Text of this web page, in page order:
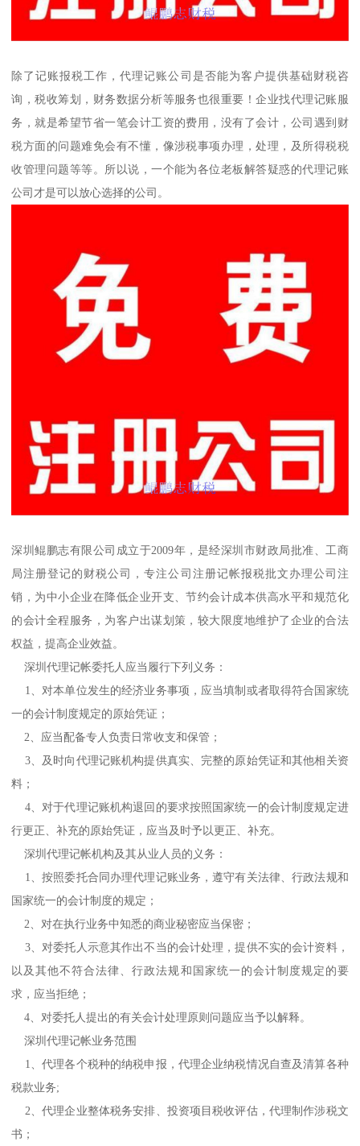
除了记账报税工作，代理记账公司是否能为客户提供基础财税咨
询，税收筹划，财务数据分析等服务也很重要！企业找代理记账服
务，就是希望节省一笔会计工资的费用，没有了会计，公司遇到财
税方面的问题难免会有不懂，像涉税事项办理，处理，及所得税税
收管理问题等等。所以说，一个能为各位老板解答疑惑的代理记账
公司才是可以放心选择的公司。
深圳鲲鹏志有限公司成立于2009年，是经深圳市财政局批准、工商
局注册登记的财税公司，专注公司注册记帐报税批文办理公司注
销，为中小企业在降低企业开支、节约会计成本供高水平和规范化
的会计全程服务，为客户出谋划策，较大限度地维护了企业的合法
权益，提高企业效益。
深圳代理记帐委托人应当履行下列义务：
1、对本单位发生的经济业务事项，应当填制或者取得符合国家统
一的会计制度规定的原始凭证；
2、应当配备专人负责日常收支和保管；
3、及时向代理记账机构提供真实、完整的原始凭证和其他相关资
料；
4、对于代理记账机构退回的要求按照国家统一的会计制度规定进
行更正、补充的原始凭证，应当及时予以更正、补充。
深圳代理记帐机构及其从业人员的义务：
1、按照委托合同办理代理记账业务，遵守有关法律、行政法规和
国家统一的会计制度的规定；
2、对在执行业务中知悉的商业秘密应当保密；
3、对委托人示意其作出不当的会计处理，提供不实的会计资料，
以及其他不符合法律、行政法规和国家统一的会计制度规定的要
求，应当拒绝；
4、对委托人提出的有关会计处理原则问题应当予以解释。
深圳代理记帐业务范围
1、代理各个税种的纳税申报，代理企业纳税情况自查及清算各种
税款业务;
2、代理企业整体税务安排、投资项目税收评估，代理制作涉税文
书；